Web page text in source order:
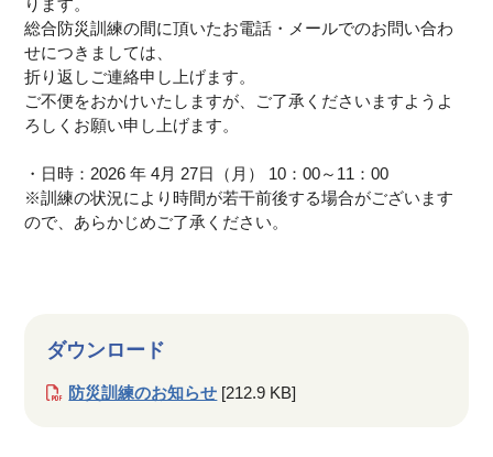
ります。
総合防災訓練の間に頂いたお電話・メールでのお問い合わ
せにつきましては、
折り返しご連絡申し上げます。
ご不便をおかけいたしますが、ご了承くださいますようよ
ろしくお願い申し上げます。
・日時：2026 年 4月 27日（月） 10：00～11：00
※訓練の状況により時間が若干前後する場合がございます
ので、あらかじめご了承ください。
ダウンロード
防災訓練のお知らせ [212.9 KB]